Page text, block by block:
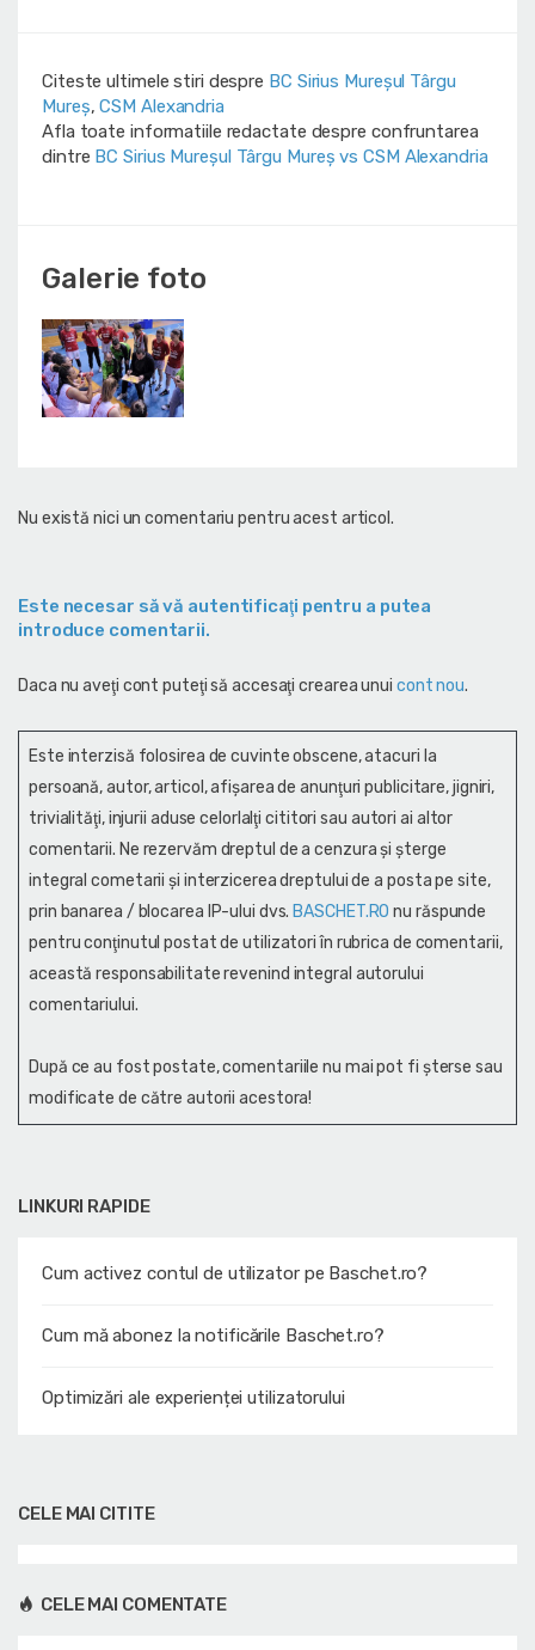
LINKURI RAPIDE
Cum activez contul de utilizator pe Baschet.ro?
Cum mă abonez la notificările Baschet.ro?
Optimizări ale experienței utilizatorului
Citeste ultimele stiri despre BC Sirius Mureșul Târgu
Mureș,CSM Alexandria
Afla toate informatiile redactate despre confruntarea
dintre BC Sirius Mureșul Târgu Mureș vs CSM Alexandria
Galerie foto
Nu există nici un comentariu pentru acest articol.
Este necesar să vă autentificaţi pentru a putea
introduce comentarii.
Daca nu aveţi cont puteţi să accesaţi crearea unui cont nou.
Este interzisă folosirea de cuvinte obscene, atacuri la
persoană, autor, articol, afişarea de anunţuri publicitare, jigniri,
trivialităţi, injurii aduse celorlalţi cititori sau autori ai altor
comentarii. Ne rezervăm dreptul de a cenzura și şterge
integral cometarii și interzicerea dreptului de a posta pe site,
prin banarea / blocarea IP-ului dvs. BASCHET.RO nu răspunde
pentru conţinutul postat de utilizatori în rubrica de comentarii,
această responsabilitate revenind integral autorului
comentariului.
După ce au fost postate, comentariile nu mai pot fi șterse sau
modificate de către autorii acestora!
CELE MAI CITITE
CELE MAI COMENTATE